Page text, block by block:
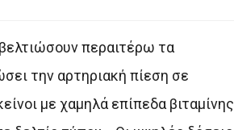
περαιτέρω τα
την αρτηριακή πίεση σε
με χαμηλά επίπεδα βιταμίνης